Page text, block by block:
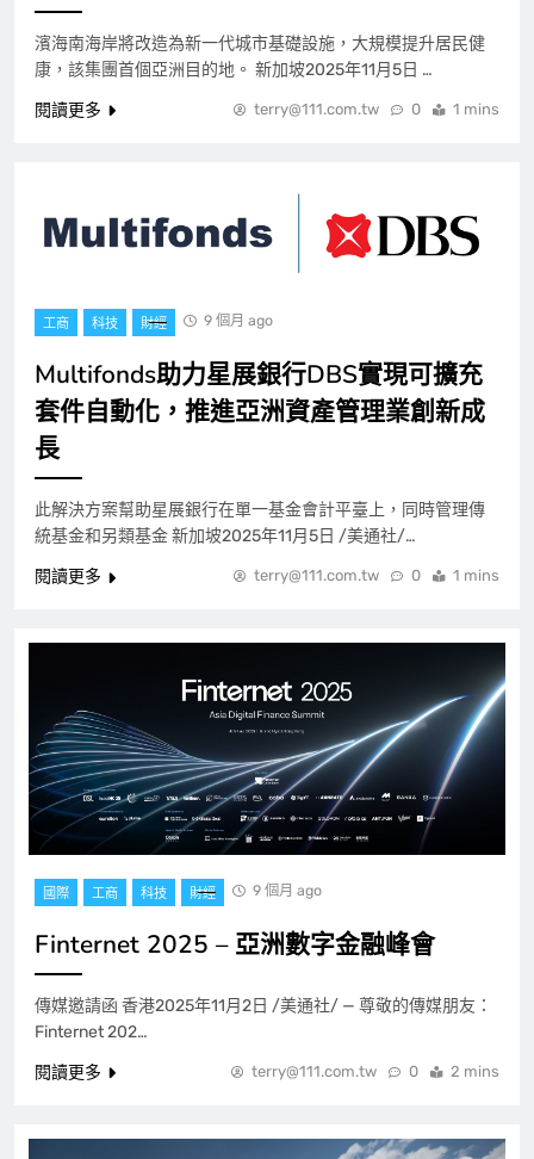
濱海南海岸將改造為新一代城市基礎設施，大規模提升居民健
康，該集團首個亞洲目的地。 新加坡2025年11月5日 …
閱讀更多
terry@111.com.tw 0 1 mins
工商 科技 財經 9 個月 ago
Multifonds助力星展銀行DBS實現可擴充
套件自動化，推進亞洲資產管理業創新成
長
此解決方案幫助星展銀行在單一基金會計平臺上，同時管理傳
統基金和另類基金 新加坡2025年11月5日 /美通社/…
閱讀更多
terry@111.com.tw 0 1 mins
國際 工商 科技 財經 9 個月 ago
Finternet 2025 – 亞洲數字金融峰會
傳媒邀請函 香港2025年11月2日 /美通社/ — 尊敬的傳媒朋友：
Finternet 202…
閱讀更多
terry@111.com.tw 0 2 mins